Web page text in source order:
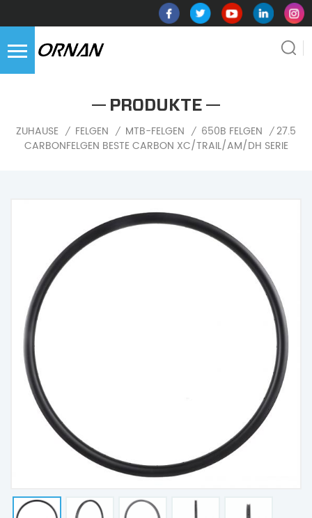
PRODUKTE
ZUHAUSE / FELGEN / MTB-FELGEN / 650B FELGEN / 27.5
CARBONFELGEN BESTE CARBON XC/TRAIL/AM/DH SERIE